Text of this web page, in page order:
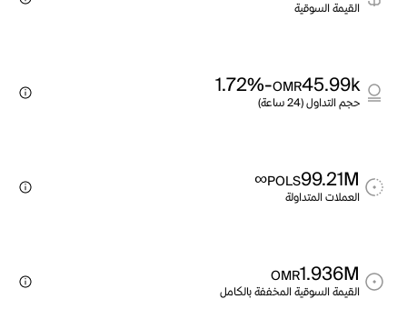
القيمة السوقية
45.99k
OMR
-1.72%
حجم التداول (24 ساعة)
99.21M
POLS
∞
العملات المتداولة
1.936M
OMR
القيمة السوقية المخففة بالكامل